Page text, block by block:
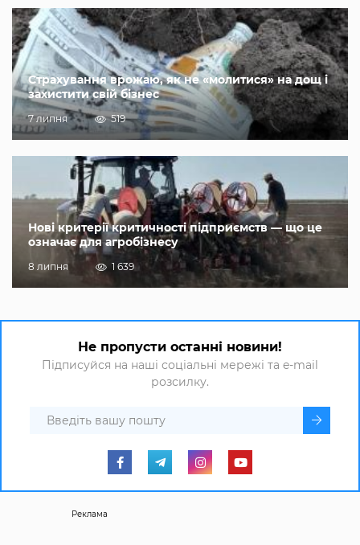
Страхування врожаю, як не «молитися» на дощ і
захистити свій бізнес
7 липня 519
Нові критерії критичності підприємств — що це
означає для агробізнесу
8 липня 1 639
Не пропусти останні новини!
Підписуйся на наші соціальні мережі та e-mail
розсилку.
Реклама